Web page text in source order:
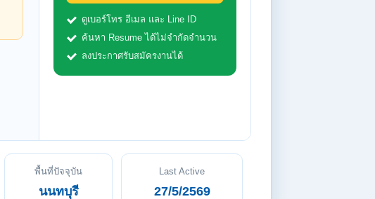
ดูเบอร์โทร อีเมล และ Line ID
ค้นหา Resume ได้ไม่จำกัดจำนวน
ลงประกาศรับสมัครงานได้
พื้นที่ปัจจุบัน
นนทบุรี
Last Active
27/5/2569